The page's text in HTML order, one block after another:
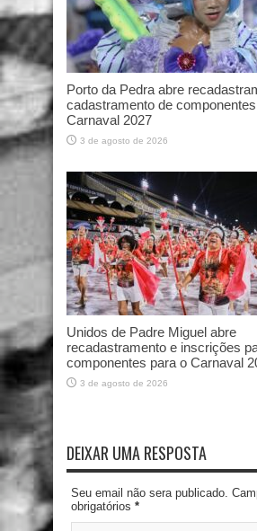
Porto da Pedra abre
cadastramento de
Carnaval 2027
3 de agosto de 2026
Unidos de Padre Miguel abre
recadastramento e inscrições
componentes para o Carnaval
3 de agosto de 2026
DEIXAR UMA RESPOSTA
Seu email não sera publicado.
obrigatórios *